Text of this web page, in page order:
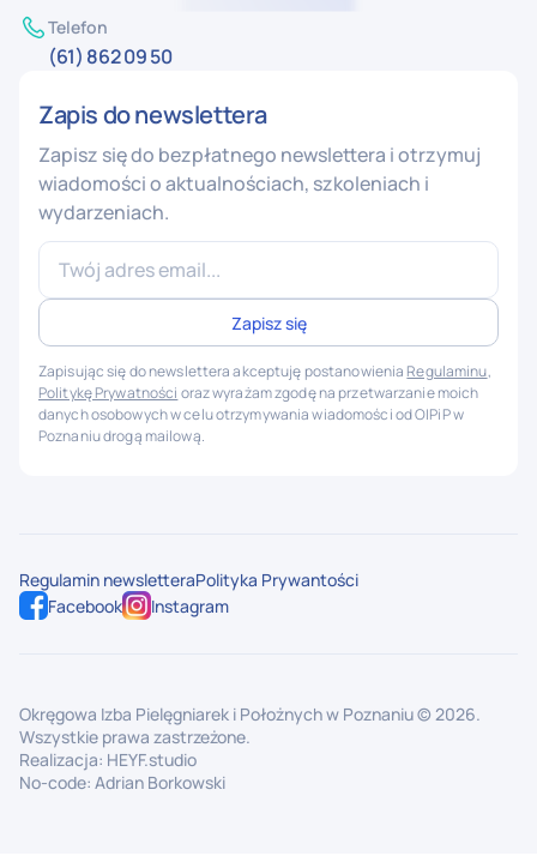
Telefon
(61) 862 09 50
Zapis do newslettera
Zapisz się do bezpłatnego newslettera i otrzymuj
wiadomości o aktualnościach, szkoleniach i
wydarzeniach.
Zapisując się do newslettera akceptuję postanowienia Regulaminu,
Politykę Prywatności oraz wyrażam zgodę na przetwarzanie moich
danych osobowych w celu otrzymywania wiadomości od OIPiP w
Poznaniu drogą mailową.
Facebook Instagram
Regulamin newsletteraPolityka Prywantości
Okręgowa Izba Pielęgniarek i Położnych w Poznaniu © 2026.
Wszystkie prawa zastrzeżone.
Realizacja: HEYF.studio
No-code: Adrian Borkowski